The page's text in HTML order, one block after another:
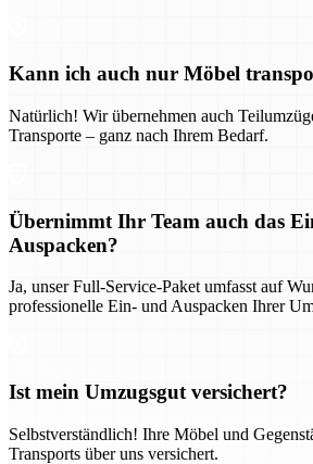
Kann ich auch nur Möbel
Natürlich! Wir übernehmen auch
Transporte – ganz nach Ihrem Bedarf.
Übernimmt Ihr Team auch das
Auspacken?
Ja, unser Full-Service-Paket umfasst auf
professionelle Ein- und Auspacken Ihrer
Ist mein Umzugsgut versichert?
Selbstverständlich! Ihre Möbel und
Transports über uns versichert.